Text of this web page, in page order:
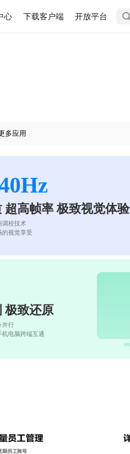
心 下载客户端 开放平台
多应用
超高帧率 极致视觉体验
调校技术
视觉享受
极致还原
并行
电脑跨端互通